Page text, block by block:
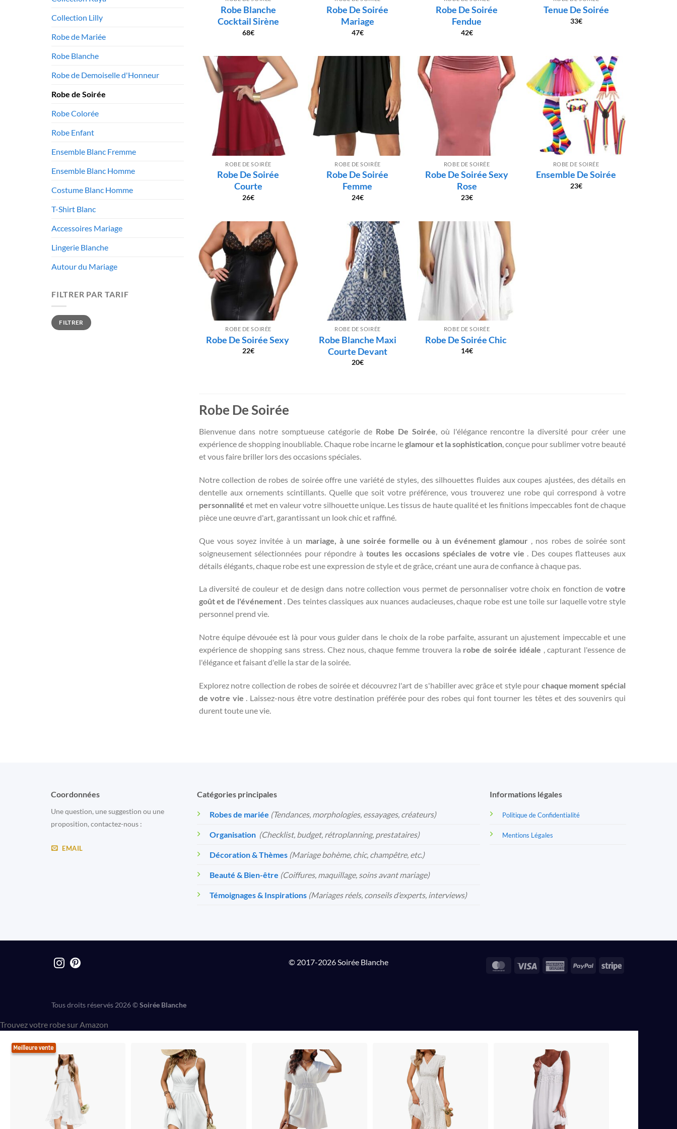
Collection Lilly
Robe de Mariée
Robe Blanche
Robe de Demoiselle d'Honneur
Robe de Soirée
Robe Colorée
Robe Enfant
Ensemble Blanc Fremme
Ensemble Blanc Homme
Costume Blanc Homme
T-Shirt Blanc
Accessoires Mariage
Lingerie Blanche
Autour du Mariage
FILTRER PAR TARIF
Prix
min
Prix
maxFILTRER
Robe Blanche
Cocktail Sirène
68€
Robe De Soirée
Mariage
47€
Robe De Soirée
Fendue
42€
Tenue De Soirée
33€
ROBE DE SOIRÉE
Robe De Soirée
Courte
26€
ROBE DE SOIRÉE
Robe De Soirée
Femme
24€
ROBE DE SOIRÉE
Robe De Soirée Sexy
Rose
23€
ROBE DE SOIRÉE
Ensemble De Soirée
23€
ROBE DE SOIRÉE
Robe De Soirée Sexy
22€
ROBE DE SOIRÉE
Robe Blanche Maxi
Courte Devant
20€
ROBE DE SOIRÉE
Robe De Soirée Chic
14€
Robe De Soirée
Bienvenue dans notre somptueuse catégorie de Robe De Soirée, où l'élégance rencontre la diversité pour créer une
expérience de shopping inoubliable. Chaque robe incarne leglamour et la sophistication, conçue pour sublimer votre beauté
et vous faire briller lors des occasions spéciales.
Notre collection de robes de soirée offre une variété de styles, des silhouettes fluides aux coupes ajustées, des détails en
dentelle aux ornements scintillants. Quelle que soit votre préférence, vous trouverez une robe qui correspond à votre
personnalité et met en valeur votre silhouette unique. Les tissus de haute qualité et les finitions impeccables font de chaque
pièce une œuvre d'art, garantissant un look chic et raffiné.
Que vous soyez invitée à un mariage, à une soirée formelle ou à un événement glamour , nos robes de soirée sont
soigneusement sélectionnées pour répondre à toutes les occasions spéciales de votre vie . Des coupes flatteuses aux
détails élégants, chaque robe est une expression de style et de grâce, créant une aura de confiance à chaque pas.
La diversité de couleur et de design dans notre collection vous permet de personnaliser votre choix en fonction de votre
goût et de l'événement. Des teintes classiques aux nuances audacieuses, chaque robe est une toile sur laquelle votre style
personnel prend vie.
Notre équipe dévouée est là pour vous guider dans le choix de la robe parfaite, assurant un ajustement impeccable et une
expérience de shopping sans stress. Chez nous, chaque femme trouvera la robe de soirée idéale , capturant l'essence de
l'élégance et faisant d'elle la star de la soirée.
Explorez notre collection de robes de soirée et découvrez l'art de s'habiller avec grâce et style pour chaque moment spécial
de votre vie . Laissez-nous être votre destination préférée pour des robes qui font tourner les têtes et des souvenirs qui
durent toute une vie.
Coordonnées
Une question, une suggestion ou une
proposition, contactez-nous :
EMAIL
Catégories principales
Robes de mariée (Tendances, morphologies, essayages, créateurs)
Organisation (Checklist, budget, rétroplanning, prestataires)
Décoration & Thèmes (Mariage bohème, chic, champêtre, etc.)
Beauté & Bien-être (Coiffures, maquillage, soins avant mariage)
Témoignages & Inspirations (Mariages réels, conseils d’experts, interviews)
Informations légales
Politique de Confidentialité
Mentions Légales
© 2017-2026 Soirée Blanche MasterCard
Visa
AmericanPayPal Stripe
Tous droits réservés 2026 ©Soirée Blanche
Trouvez votre robe sur Amazon